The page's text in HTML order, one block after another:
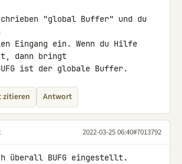
"global Buffer" und du
Eingang ein. Wenn du Hilfe
dann bringt
ist der globale Buffer.
zitieren Antwort
2022-03-25 06:40#7013792
überall BUFG eingestellt.